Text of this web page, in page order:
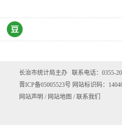
长治市统计局主办 联系电话：0355-
晋ICP备05005523号 网站标识码：
网站声明 / 网站地图 / 联系我们